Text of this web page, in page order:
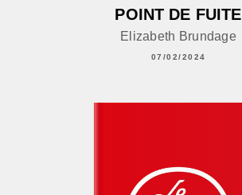
POINT DE FUITE
Elizabeth Brundage
07/02/2024